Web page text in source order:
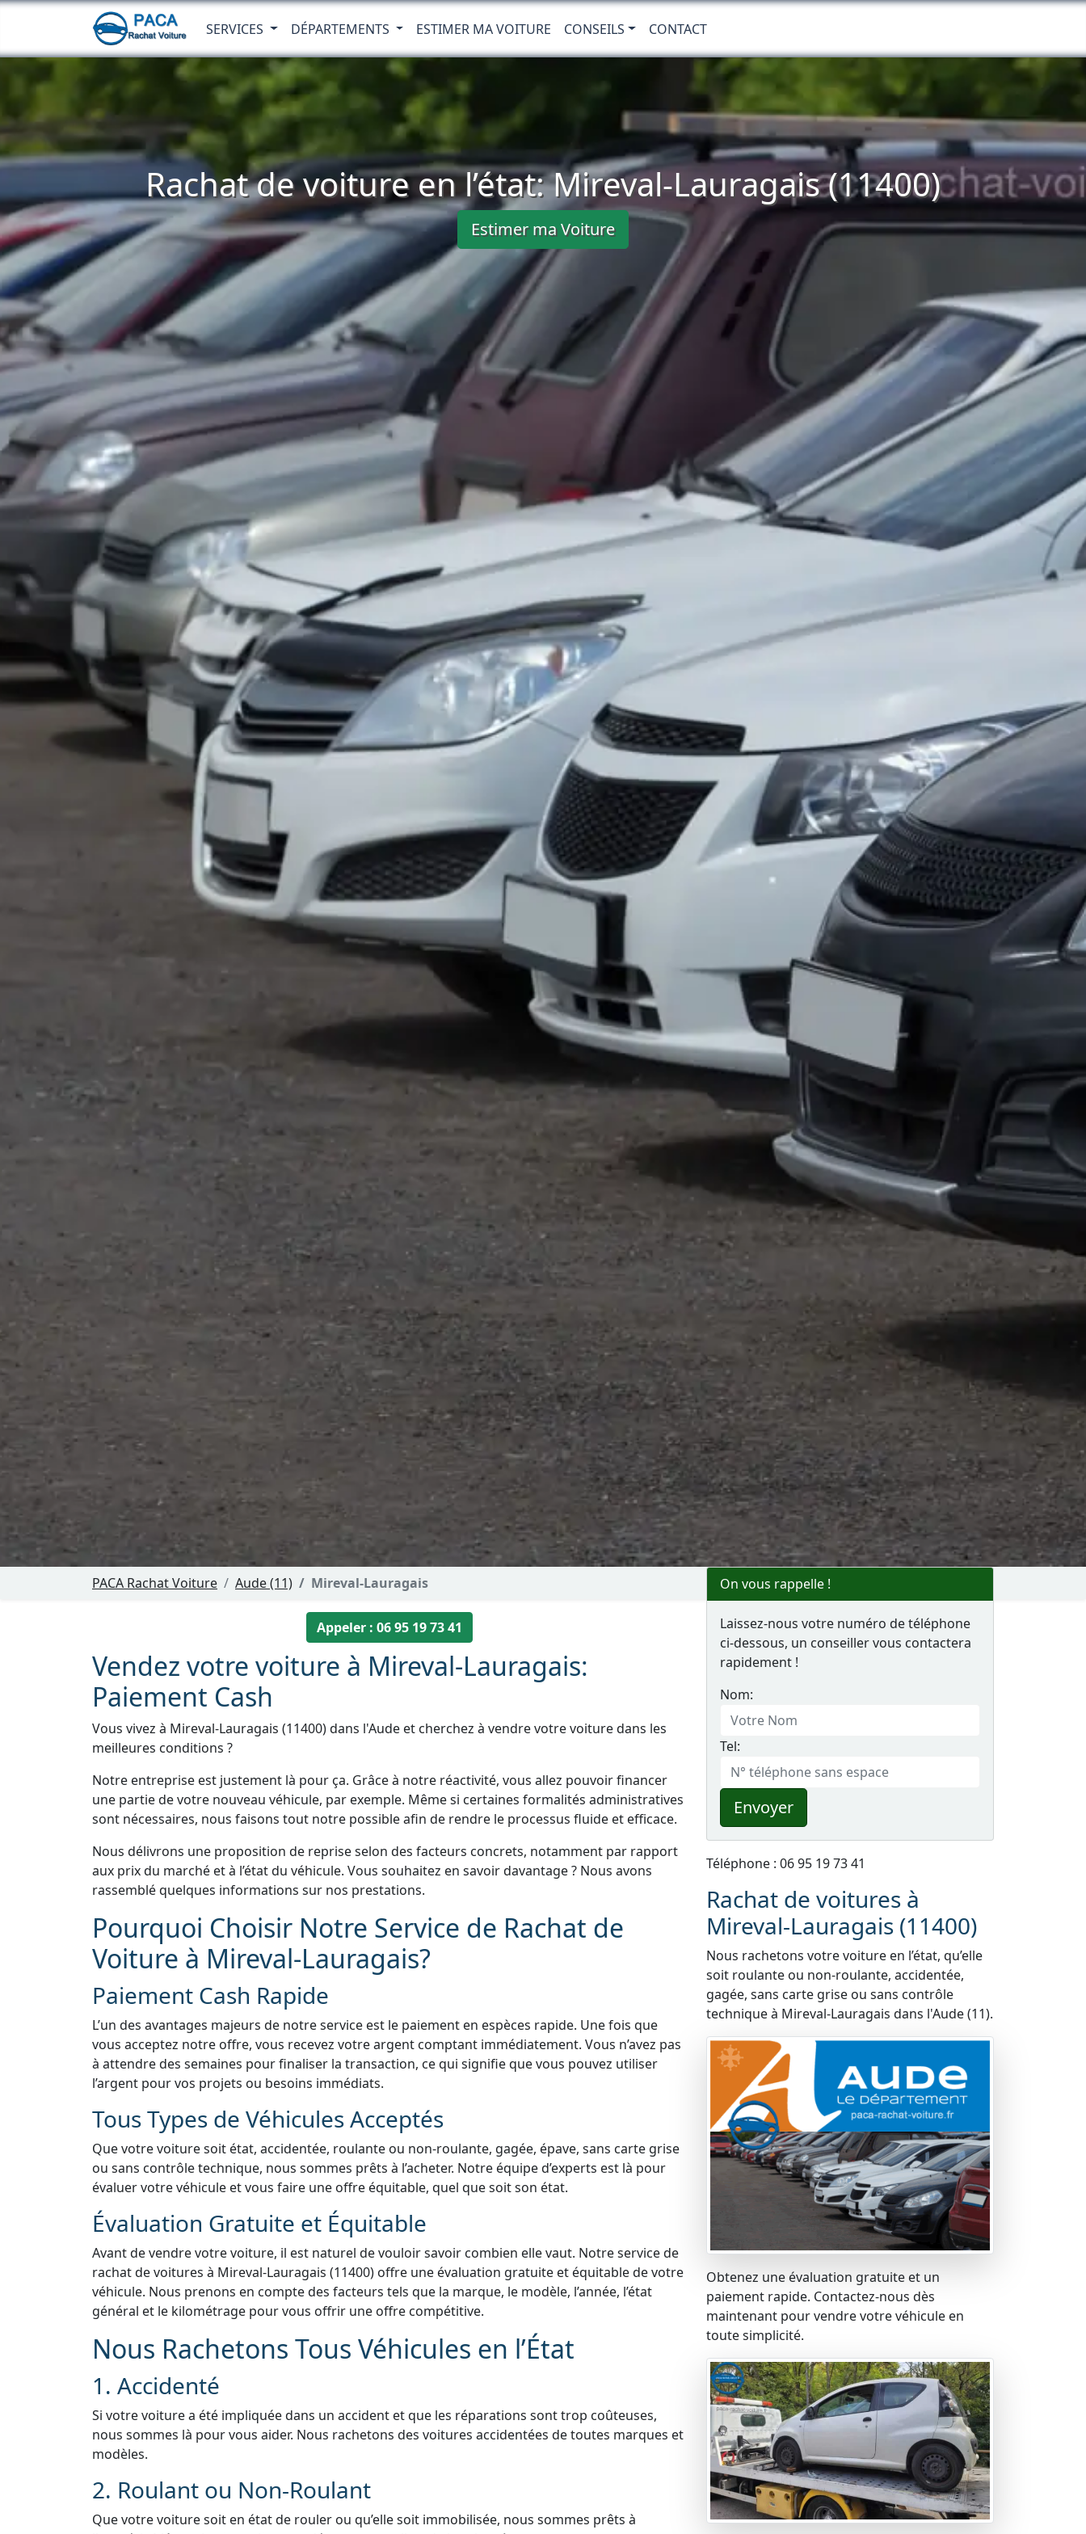
SERVICES DÉPARTEMENTS ESTIMER MA VOITURE CONSEILS CONTACT
Rachat de voiture en l’état: Mireval-Lauragais (11400)
Estimer ma Voiture
PACA Rachat Voiture Aude (11) Mireval-Lauragais
Appeler : 06 95 19 73 41
Vendez votre voiture à Mireval-Lauragais:
Paiement Cash
Vous vivez à Mireval-Lauragais (11400) dans l'Aude et cherchez à vendre votre voiture dans les
meilleures conditions ?
Notre entreprise est justement là pour ça. Grâce à notre réactivité, vous allez pouvoir financer
une partie de votre nouveau véhicule, par exemple. Même si certaines formalités administratives
sont nécessaires, nous faisons tout notre possible afin de rendre le processus fluide et efficace.
Nous délivrons une proposition de reprise selon des facteurs concrets, notamment par rapport
aux prix du marché et à l’état du véhicule. Vous souhaitez en savoir davantage ? Nous avons
rassemblé quelques informations sur nos prestations.
Pourquoi Choisir Notre Service de Rachat de
Voiture à Mireval-Lauragais?
Paiement Cash Rapide
L’un des avantages majeurs de notre service est le paiement en espèces rapide. Une fois que
vous acceptez notre offre, vous recevez votre argent comptant immédiatement. Vous n’avez pas
à attendre des semaines pour finaliser la transaction, ce qui signifie que vous pouvez utiliser
l’argent pour vos projets ou besoins immédiats.
Tous Types de Véhicules Acceptés
Que votre voiture soit état, accidentée, roulante ou non-roulante, gagée, épave, sans carte grise
ou sans contrôle technique, nous sommes prêts à l’acheter. Notre équipe d’experts est là pour
évaluer votre véhicule et vous faire une offre équitable, quel que soit son état.
Évaluation Gratuite et Équitable
Avant de vendre votre voiture, il est naturel de vouloir savoir combien elle vaut. Notre service de
rachat de voitures à Mireval-Lauragais (11400) offre une évaluation gratuite et équitable de votre
véhicule. Nous prenons en compte des facteurs tels que la marque, le modèle, l’année, l’état
général et le kilométrage pour vous offrir une offre compétitive.
Nous Rachetons Tous Véhicules en l’État
1. Accidenté
Si votre voiture a été impliquée dans un accident et que les réparations sont trop coûteuses,
nous sommes là pour vous aider. Nous rachetons des voitures accidentées de toutes marques et
modèles.
2. Roulant ou Non-Roulant
Que votre voiture soit en état de rouler ou qu’elle soit immobilisée, nous sommes prêts à
On vous rappelle !
Laissez-nous votre numéro de téléphone
ci-dessous, un conseiller vous contactera
rapidement !
Nom:
Tel:
Envoyer
Téléphone : 06 95 19 73 41
Rachat de voitures à
Mireval-Lauragais (11400)
Nous rachetons votre voiture en l’état, qu’elle
soit roulante ou non-roulante, accidentée,
gagée, sans carte grise ou sans contrôle
technique à Mireval-Lauragais dans l'Aude (11).
Obtenez une évaluation gratuite et un
paiement rapide. Contactez-nous dès
maintenant pour vendre votre véhicule en
toute simplicité.